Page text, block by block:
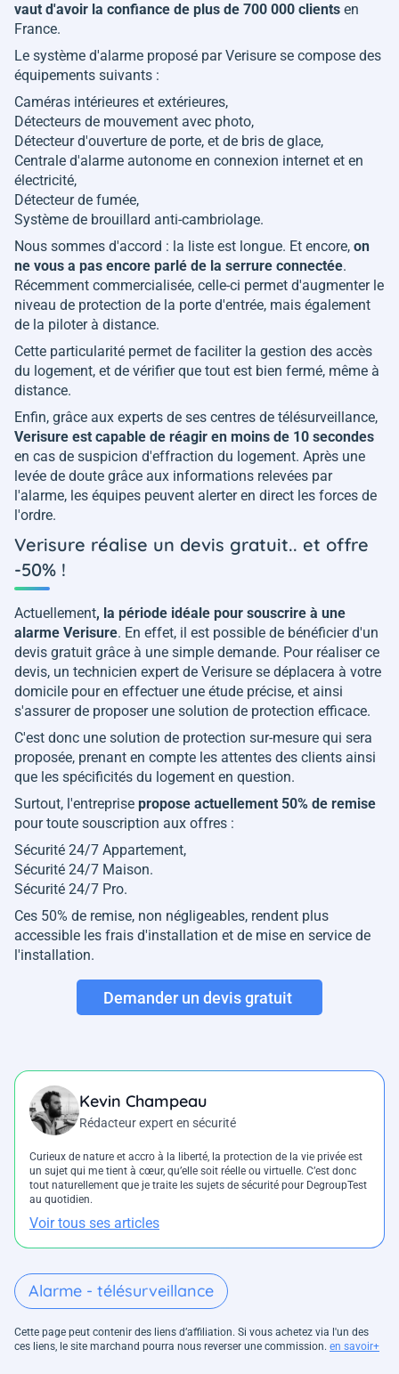
vaut d'avoir la confiance de plus de 700 000 clients en
France.
Le système d'alarme proposé par Verisure se compose des
équipements suivants :
Caméras intérieures et extérieures,
Détecteurs de mouvement avec photo,
Détecteur d'ouverture de porte, et de bris de glace,
Centrale d'alarme autonome en connexion internet et en
électricité,
Détecteur de fumée,
Système de brouillard anti-cambriolage.
Nous sommes d'accord : la liste est longue. Et encore, on
ne vous a pas encore parlé de la serrure connectée.
Récemment commercialisée, celle-ci permet d'augmenter le
niveau de protection de la porte d'entrée, mais également
de la piloter à distance.
Cette particularité permet de faciliter la gestion des accès
du logement, et de vérifier que tout est bien fermé, même à
distance.
Enfin, grâce aux experts de ses centres de télésurveillance,
Verisure est capable de réagir en moins de 10 secondes
en cas de suspicion d'effraction du logement. Après une
levée de doute grâce aux informations relevées par
l'alarme, les équipes peuvent alerter en direct les forces de
l'ordre.
Verisure réalise un devis gratuit.. et offre
-50% !
Actuellement, la période idéale pour souscrire à une
alarme Verisure. En effet, il est possible de bénéficier d'un
devis gratuit grâce à une simple demande. Pour réaliser ce
devis, un technicien expert de Verisure se déplacera à votre
domicile pour en effectuer une étude précise, et ainsi
s'assurer de proposer une solution de protection efficace.
C'est donc une solution de protection sur-mesure qui sera
proposée, prenant en compte les attentes des clients ainsi
que les spécificités du logement en question.
Surtout, l'entreprise propose actuellement 50% de remise
pour toute souscription aux offres :
Sécurité 24/7 Appartement,
Sécurité 24/7 Maison.
Sécurité 24/7 Pro.
Ces 50% de remise, non négligeables, rendent plus
accessible les frais d'installation et de mise en service de
l'installation.
Demander un devis gratuit
Kevin Champeau
Rédacteur expert en sécurité
Curieux de nature et accro à la liberté, la protection de la vie privée est
un sujet qui me tient à cœur, qu’elle soit réelle ou virtuelle. C’est donc
tout naturellement que je traite les sujets de sécurité pour DegroupTest
au quotidien.
Voir tous ses articles
Alarme - télésurveillance
Cette page peut contenir des liens d’affiliation. Si vous achetez via l'un des
ces liens, le site marchand pourra nous reverser une commission. en savoir+